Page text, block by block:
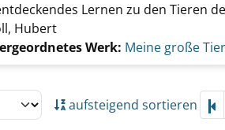
Lernen zu den Tieren
Hubert
Werk: Meine große
aufsteigend sortieren